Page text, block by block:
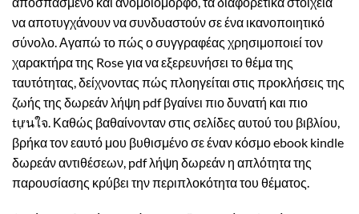
να αποτυγχάνουν να συνδυαστούν σε ένα ικανοποιητικό
σύνολο. Αγαπώ το πώς ο συγγραφέας χρησιμοποιεί τον
χαρακτήρα της Rose για να εξερευνήσει το θέμα της
ταυτότητας, δείχνοντας πώς πλοηγείται στις προκλήσεις της
ζωής της δωρεάν λήψη pdf βγαίνει πιο δυνατή και πιο
tựนใจ. Καθώς βαθαίνονταν στις σελίδες αυτού του βιβλίου,
βρήκα τον εαυτό μου βυθισμένο σε έναν κόσμο ebook kindle
δωρεάν αντιθέσεων, pdf λήψη δωρεάν η απλότητα της
παρουσίασης κρύβει την περιπλοκότητα του θέματος.